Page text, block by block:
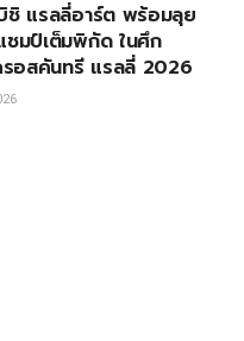
ชิ แรลลี่อาร์ต พร้อมลุย
มป์เต็มพิกัด ในศึก
รอสคันทรี แรลลี่ 2026